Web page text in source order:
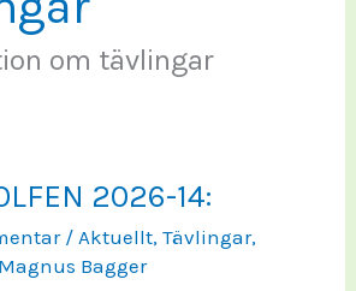
om tävlingar
2026-14:
/ Aktuellt,Tävlingar,
Magnus Bagger